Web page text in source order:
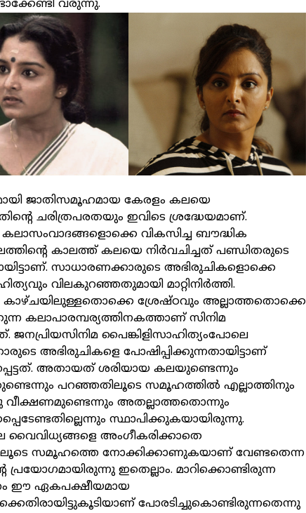
വരുന്നു.
ജാതിസമൂഹമായ കേരളം കലയെ
ചരിത്രപരതയും ഇവിടെ ശ്രദ്ധേയമാണ്.
വികസിച്ച ബൗദ്ധിക
കാലത്ത് കലയെ നിർവചിച്ചത് പണ്ഡിതരുടെ
സാധാരണക്കാരുടെ അഭിരുചികളൊക്കെ
വിലകുറഞ്ഞതുമായി മാറ്റിനിർത്തി.
കാഴ്ചയിലുള്ളതൊക്കെ ശ്രേഷ്ഠവും അല്ലാത്തതൊക്കെ
കലാപാരമ്പര്യത്തിനകത്താണ് സിനിമ
ജനപ്രിയസിനിമ പൈങ്കിളിസാഹിത്യംപോലെ
അഭിരുചികളെ പോഷിപ്പിക്കുന്നതായിട്ടാണ്
അതായത് ശരിയായ കലയുണ്ടെന്നും
പറഞ്ഞതിലൂടെ സമൂഹത്തിൽ എല്ലാത്തിനും
വീക്ഷണമുണ്ടെന്നും അതല്ലാത്തതൊന്നും
സ്ഥാപിക്കുകയായിരുന്നു.
അംഗീകരിക്കാതെ
സമൂഹത്തെ നോക്കിക്കാണുകയാണ് വേണ്ടതെന്ന
പ്രയോഗമായിരുന്നു ഇതെല്ലാം. മാറിക്കൊണ്ടിരുന്ന
ഈ ഏകപക്ഷീയമായ
പോരടിച്ചുകൊണ്ടിരുന്നതെന്നു